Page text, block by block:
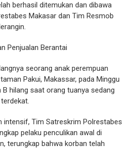
berhasil ditemukan dan dibawa
Makasar dan Tim Resmob
Penjualan Berantai
seorang anak perempuan
Pakui, Makassar, pada Minggu
hilang saat orang tuanya sedang
intensif, Tim Satreskrim Polrestabes
pelaku penculikan awal di
terungkap bahwa korban telah